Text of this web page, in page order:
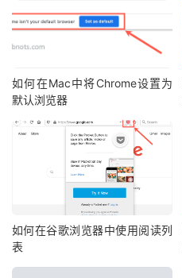
如何在Mac中将Chrome设置为
默认浏览器
如何在谷歌浏览器中使用阅读列
表